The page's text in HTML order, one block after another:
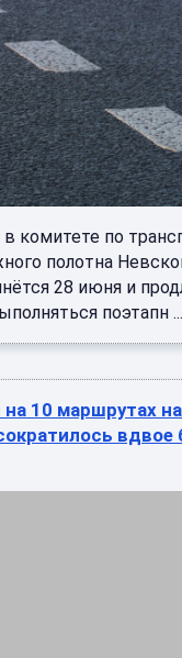
комитете по
полотна
28 июня и
поэтапн ...
10 маршрутах
вдвое